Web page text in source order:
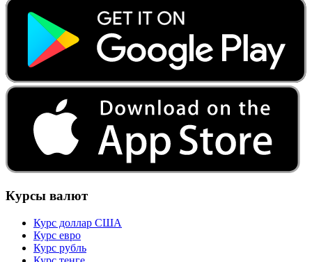
Курсы валют
Курс доллар США
Курс евро
Курс рубль